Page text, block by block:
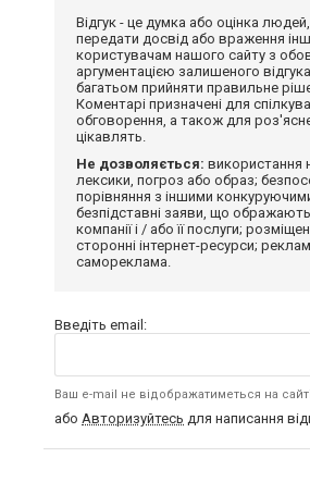
Відгук - це думка або оцінка
передати досвід або враження
користувачам нашого сайту з
аргументацією залишеного
багатьом прийняти правильне
Коментарі призначені для
обговорення, а також для
цікавлять.
Не дозволяється: використання
лексики, погроз або образ;
порівняння з іншими
безпідставні заяви, що ображають
компанії і / або її послуги;
сторонні інтернет-ресурси;
самореклама.
Введіть email:
Ваш e-mail не відображатиметься на сайті
або Авторизуйтесь для написання